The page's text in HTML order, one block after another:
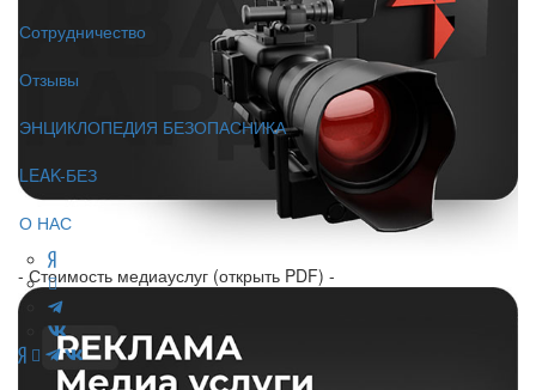
Сотрудничество
Отзывы
ЭНЦИКЛОПЕДИЯ БЕЗОПАСНИКА
LEAK-БЕЗ
О НАС
- Стоимость медиауслуг (открыть PDF) -